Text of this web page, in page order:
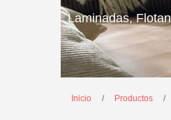
Laminadas,
Inicio / Productos /